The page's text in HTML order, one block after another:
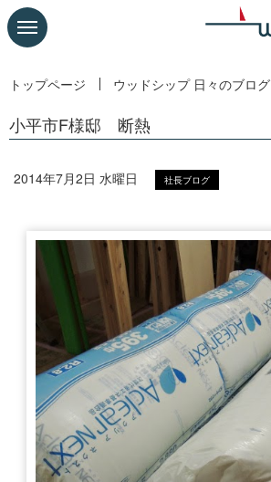
トップページ ウッドシップ 日々のブログ
小平市F様邸 断熱
2014年7月2日 水曜日 社長ブログ